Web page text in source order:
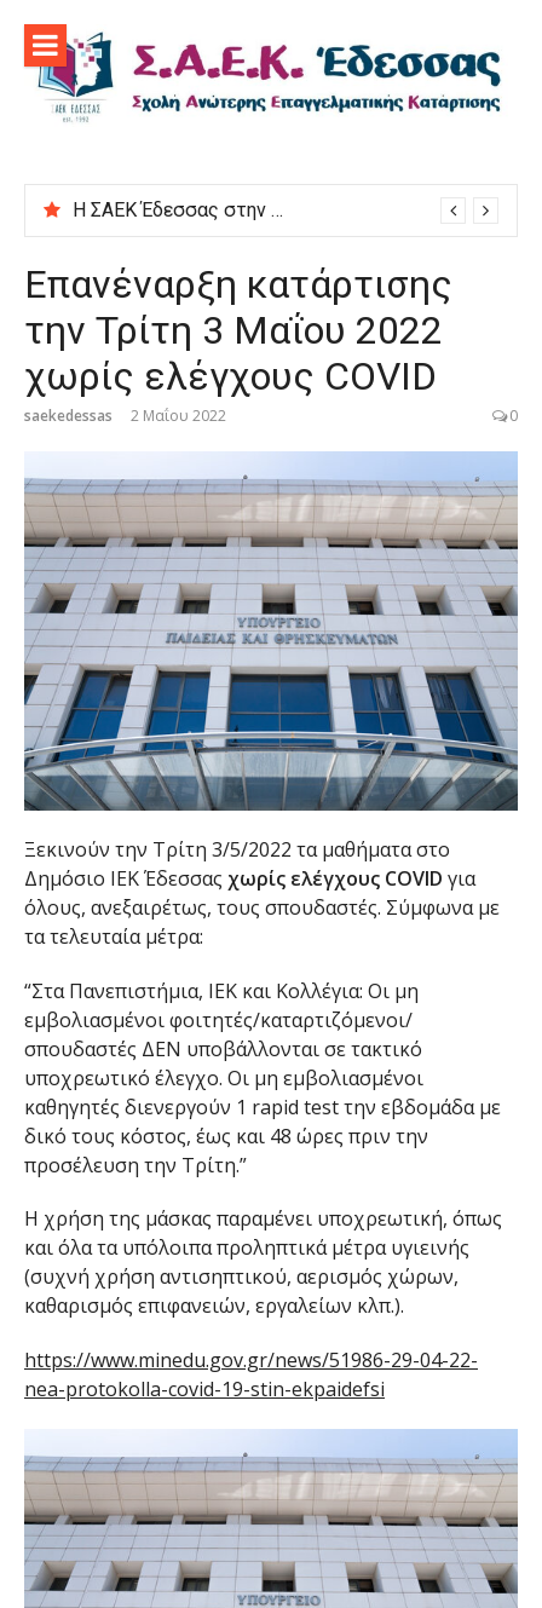
περιεχόμενο
Η ΣΑΕΚ Έδεσσας στην εκδήλωση “Μαγειρεύουμε στις ρίζες μας”
Επανέναρξη κατάρτισης
την Τρίτη 3 Μαΐου 2022
χωρίς ελέγχους COVID
saekedessas 2 Μαΐου 2022 0
Ξεκινούν την Τρίτη 3/5/2022 τα μαθήματα στο
Δημόσιο ΙΕΚ Έδεσσας χωρίς ελέγχους COVID για
όλους, ανεξαιρέτως, τους σπουδαστές. Σύμφωνα με
τα τελευταία μέτρα:
“Στα Πανεπιστήμια, ΙΕΚ και Κολλέγια: Οι μη
εμβολιασμένοι φοιτητές/καταρτιζόμενοι/
σπουδαστές ΔΕΝ υποβάλλονται σε τακτικό
υποχρεωτικό έλεγχο. Οι μη εμβολιασμένοι
καθηγητές διενεργούν 1 rapid test την εβδομάδα με
δικό τους κόστος, έως και 48 ώρες πριν την
προσέλευση την Τρίτη.”
Η χρήση της μάσκας παραμένει υποχρεωτική, όπως
και όλα τα υπόλοιπα προληπτικά μέτρα υγιεινής
(συχνή χρήση αντισηπτικού, αερισμός χώρων,
καθαρισμός επιφανειών, εργαλείων κλπ.).
https://www.minedu.gov.gr/news/51986-29-04-22-
nea-protokolla-covid-19-stin-ekpaidefsi